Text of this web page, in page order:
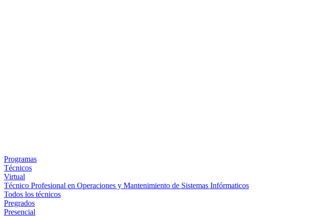
Programas
Técnicos
Virtual
Técnico Profesional en Operaciones y Mantenimiento de Sistemas Infórmaticos
Todos los técnicos
Pregrados
Presencial